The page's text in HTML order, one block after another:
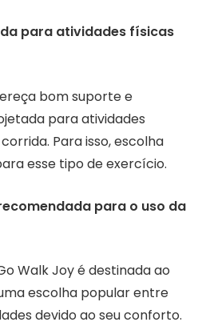
para atividades físicas
bom suporte e
para atividades
Para isso, escolha
esse tipo de exercício.
para o uso da
Walk Joy é destinada ao
escolha popular entre
devido ao seu conforto.